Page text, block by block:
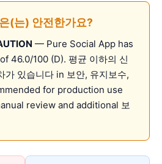
(는) 안전한가요?
— Pure Social App has
46.0/100 (D). 평균 이하의 신
가 있습니다 in 보안, 유지보수,
for production use
review and additional 보